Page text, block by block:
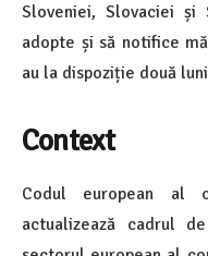
Sloveniei, Slovaciei
adopte și să notifice
au la dispoziție două
Context
Codul european al
actualizează cadrul